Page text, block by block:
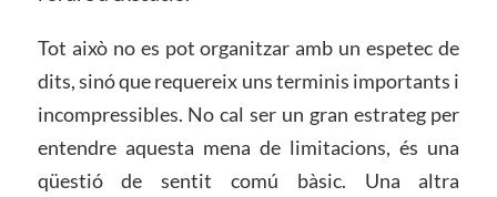
Tot això no es pot organitzar amb un espetec de
dits, sinó que requereix uns terminis importants i
incompressibles. No cal ser un gran estrateg per
entendre aquesta mena de limitacions, és una
qüestió de sentit comú bàsic. Una altra